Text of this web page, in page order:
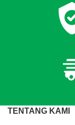
TENTANG KAMI